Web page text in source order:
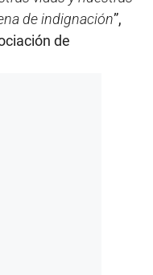
de indignación”,
de